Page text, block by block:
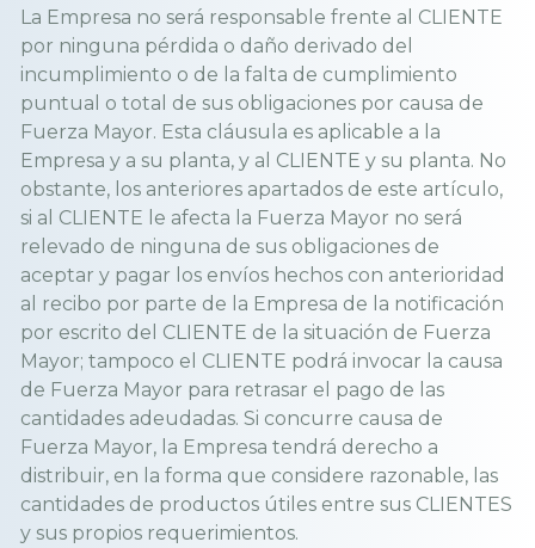
La Empresa no será responsable frente al CLIENTE
por ninguna pérdida o daño derivado del
incumplimiento o de la falta de cumplimiento
puntual o total de sus obligaciones por causa de
Fuerza Mayor. Esta cláusula es aplicable a la
Empresa y a su planta, y al CLIENTE y su planta. No
obstante, los anteriores apartados de este artículo,
si al CLIENTE le afecta la Fuerza Mayor no será
relevado de ninguna de sus obligaciones de
aceptar y pagar los envíos hechos con anterioridad
al recibo por parte de la Empresa de la notificación
por escrito del CLIENTE de la situación de Fuerza
Mayor; tampoco el CLIENTE podrá invocar la causa
de Fuerza Mayor para retrasar el pago de las
cantidades adeudadas. Si concurre causa de
Fuerza Mayor, la Empresa tendrá derecho a
distribuir, en la forma que considere razonable, las
cantidades de productos útiles entre sus CLIENTES
y sus propios requerimientos.